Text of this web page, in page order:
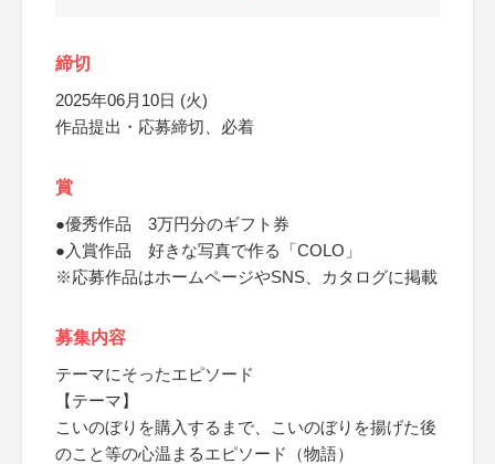
締切
2025年06月10日 (火)
作品提出・応募締切、必着
賞
●優秀作品 3万円分のギフト券
●入賞作品 好きな写真で作る「COLO」
※応募作品はホームページやSNS、カタログに掲載
募集内容
テーマにそったエピソード
【テーマ】
こいのぼりを購入するまで、こいのぼりを揚げた後
のこと等の心温まるエピソード（物語）